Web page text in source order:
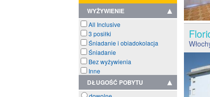
WYŻYWIENIE
All Inclusive
3 posiłki
Śniadanie i obiadokolacja
Śniadanie
Bez wyżywienia
Inne
DŁUGOŚĆ POBYTU